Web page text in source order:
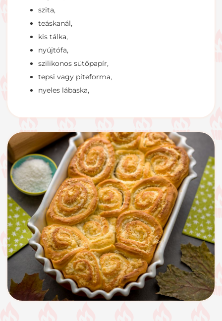
szita,
teáskanál,
kis tálka,
nyújtófa,
szilikonos sütőpapír,
tepsi vagy piteforma,
nyeles lábaska,